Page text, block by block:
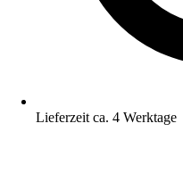
Lieferzeit ca. 4 Werktage